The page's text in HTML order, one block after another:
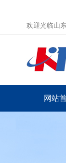
欢迎光临山
网站